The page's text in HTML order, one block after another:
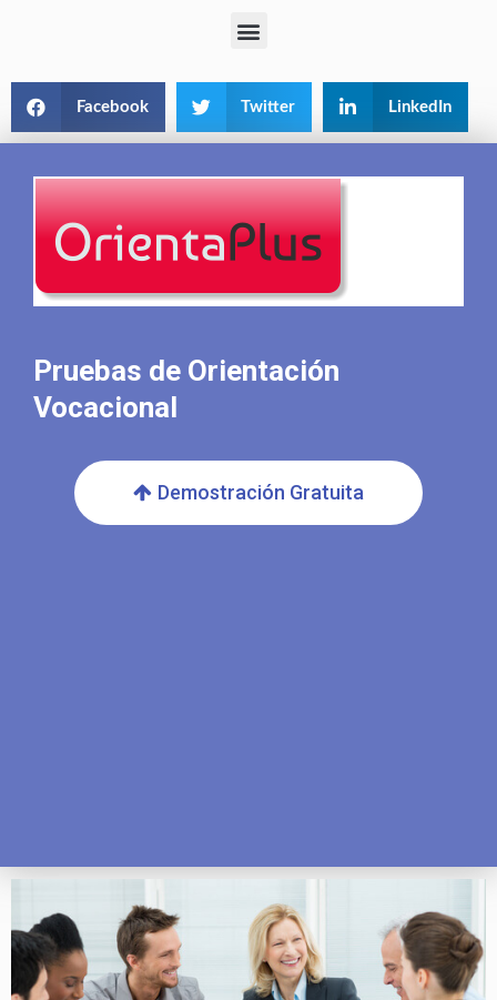
Facebook Twitter LinkedIn
Pruebas de Orientación
Vocacional
Demostración Gratuita